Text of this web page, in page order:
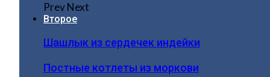
PrevNext
Второе
Шашлык из сердечек индейки
Постные котлеты из моркови